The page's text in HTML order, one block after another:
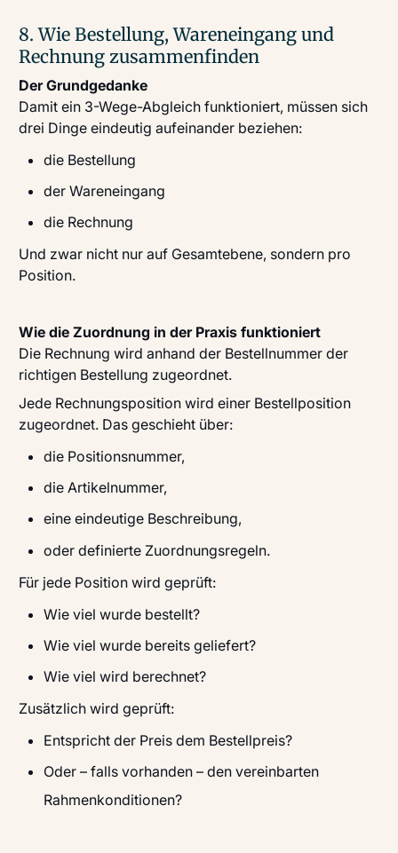
8. Wie Bestellung, Wareneingang und
Rechnung zusammenfinden
Der Grundgedanke
Damit ein 3-Wege-Abgleich funktioniert, müssen sich
drei Dinge eindeutig aufeinander beziehen:
die Bestellung
der Wareneingang
die Rechnung
Und zwar nicht nur auf Gesamtebene, sondern pro
Position.
Wie die Zuordnung in der Praxis funktioniert
Die Rechnung wird anhand der Bestellnummer der
richtigen Bestellung zugeordnet.
Jede Rechnungsposition wird einer Bestellposition
zugeordnet. Das geschieht über:
die Positionsnummer,
die Artikelnummer,
eine eindeutige Beschreibung,
oder definierte Zuordnungsregeln.
Für jede Position wird geprüft:
Wie viel wurde bestellt?
Wie viel wurde bereits geliefert?
Wie viel wird berechnet?
Zusätzlich wird geprüft:
Entspricht der Preis dem Bestellpreis?
Oder – falls vorhanden – den vereinbarten
Rahmenkonditionen?